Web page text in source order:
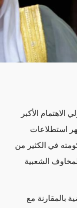
الاهتمام الأكبر
استطلاعات
في الكثير من
الشعبية
بالمقارنة مع